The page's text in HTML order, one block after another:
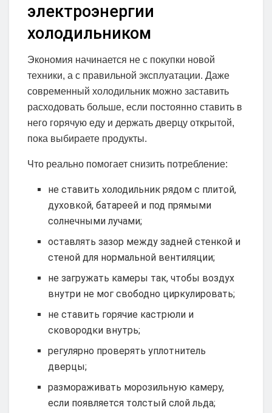
электроэнергии
холодильником
Экономия начинается не с покупки новой
техники, а с правильной эксплуатации. Даже
современный холодильник можно заставить
расходовать больше, если постоянно ставить в
него горячую еду и держать дверцу открытой,
пока выбираете продукты.
Что реально помогает снизить потребление:
не ставить холодильник рядом с плитой,
духовкой, батареей и под прямыми
солнечными лучами;
оставлять зазор между задней стенкой и
стеной для нормальной вентиляции;
не загружать камеры так, чтобы воздух
внутри не мог свободно циркулировать;
не ставить горячие кастрюли и
сковородки внутрь;
регулярно проверять уплотнитель
дверцы;
размораживать морозильную камеру,
если появляется толстый слой льда;